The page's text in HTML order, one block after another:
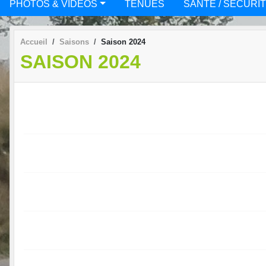
PHOTOS & VIDÉOS TENUES SANTÉ /
Accueil Saisons Saison 2024
SAISON 2024